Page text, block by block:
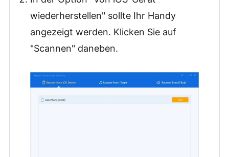
wiederherstellen" sollte Ihr Handy
angezeigt werden. Klicken Sie auf
"Scannen" daneben.